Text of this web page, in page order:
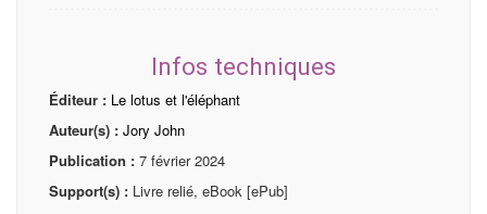
Infos techniques
Éditeur : Le lotus et l'éléphant
Auteur(s) : Jory John
Publication : 7 février 2024
Support(s) : Livre relié, eBook [ePub]